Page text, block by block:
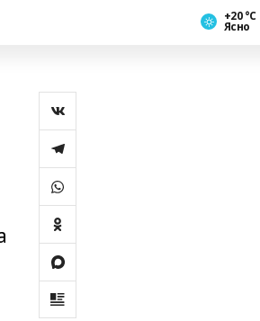
+20 °С
Ясно